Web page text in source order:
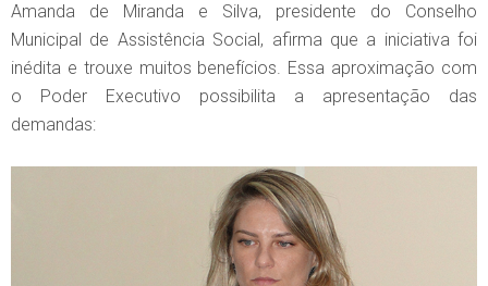
Amanda de Miranda e Silva, presidente do Conselho
Municipal de Assistência Social, afirma que a iniciativa foi
inédita e trouxe muitos benefícios. Essa aproximação com
o Poder Executivo possibilita a apresentação das
demandas: